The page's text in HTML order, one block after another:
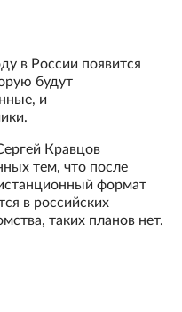
в России появится
будут
и
Кравцов
тем, что после
формат
в российских
таких планов нет.